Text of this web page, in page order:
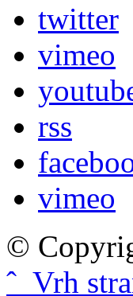
twitter
vimeo
rss
vimeo
©
ˆ Vrh